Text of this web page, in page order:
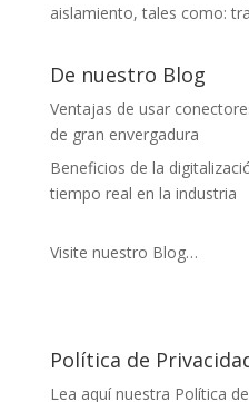
aislamiento, tales como:
De nuestro Blog
Ventajas de usar
de gran envergadura
Beneficios de la
tiempo real en la industria
Visite nuestro Blog…
Política de
Lea aquí nuestra Política